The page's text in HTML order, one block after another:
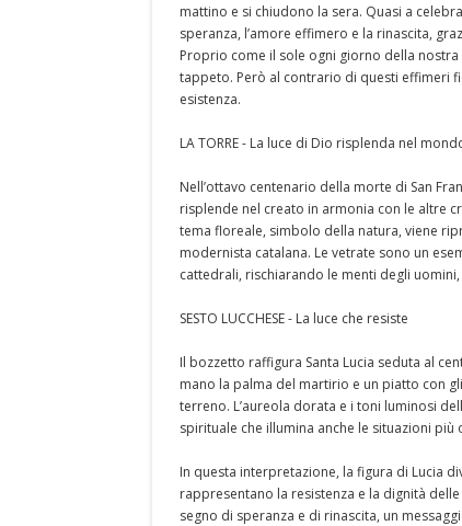
mattino e si chiudono la sera. Quasi a
speranza, l’amore effimero e la rinascita,
Proprio come il sole ogni giorno della
tappeto. Però al contrario di questi effimeri
esistenza.
LA TORRE - La luce di Dio risplenda nel
Nell’ottavo centenario della morte di San
risplende nel creato in armonia con le altre
tema floreale, simbolo della natura, viene
modernista catalana. Le vetrate sono un
cattedrali, rischiarando le menti degli
SESTO LUCCHESE - La luce che resiste
Il bozzetto raffigura Santa Lucia seduta al
mano la palma del martirio e un piatto con
terreno. L’aureola dorata e i toni luminosi
spirituale che illumina anche le situazioni più
In questa interpretazione, la figura di Lucia
rappresentano la resistenza e la dignità
segno di speranza e di rinascita, un